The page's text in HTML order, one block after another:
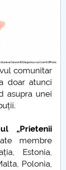
dialogic
AL ROMANIEI
comunitar
doar atunci
asupra unei
„Prietenii
membre
Estonia,
Polonia,